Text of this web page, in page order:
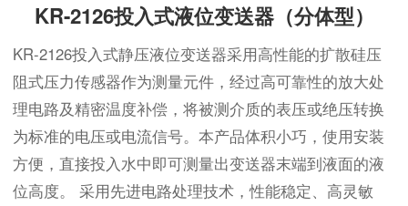
KR-2126投入式液位变送器（分体型）
KR-2126投入式静压液位变送器采用高性能的扩散硅压
阻式压力传感器作为测量元件，经过高可靠性的放大处
理电路及精密温度补偿，将被测介质的表压或绝压转换
为标准的电压或电流信号。本产品体积小巧，使用安装
方便，直接投入水中即可测量出变送器末端到液面的液
位高度。 采用先进电路处理技术，性能稳定、高灵敏